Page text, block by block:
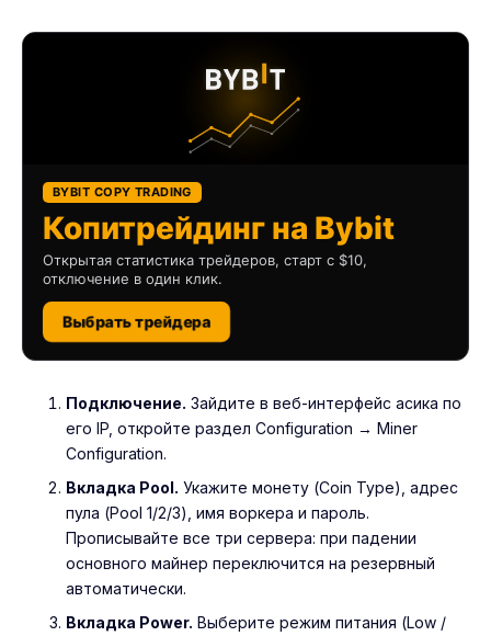
BYBIT COPY TRADING
Копитрейдинг на Bybit
Открытая статистика трейдеров, старт с $10,
отключение в один клик.
Выбрать трейдера
Подключение. Зайдите в веб-интерфейс асика по
его IP, откройте раздел Configuration → Miner
Configuration.
Вкладка Pool. Укажите монету (Coin Type), адрес
пула (Pool 1/2/3), имя воркера и пароль.
Прописывайте все три сервера: при падении
основного майнер переключится на резервный
автоматически.
Вкладка Power. Выберите режим питания (Low /